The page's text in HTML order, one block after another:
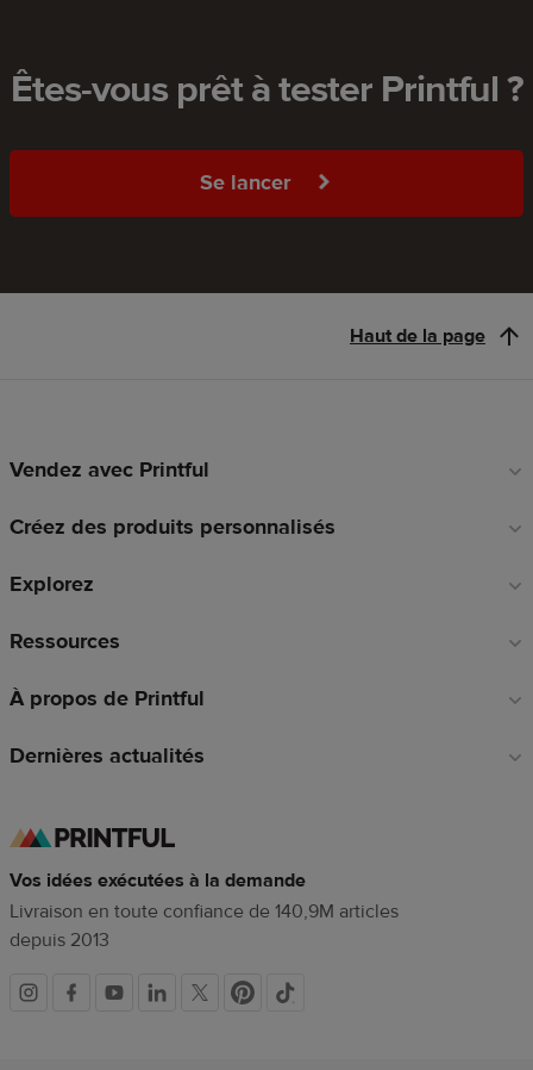
Êtes-vous prêt à tester Printful ?
Se lancer
Haut de la page
Liens
pied
page
Vendez avec Printful
Créez des produits personnalisés
Explorez
Ressources
À propos de Printful
Dernières actualités
Vos idées exécutées à la demande
Livraison en toute confiance de 140,9M articles
depuis 2013
Liens